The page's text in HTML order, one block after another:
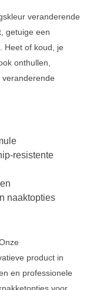
veranderende
getuige een
Heet of koud, je
onthullen,
resistente
naaktopties
product in
en professionele